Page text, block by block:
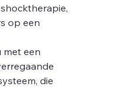
op een
met een
die